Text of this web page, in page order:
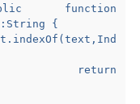
{